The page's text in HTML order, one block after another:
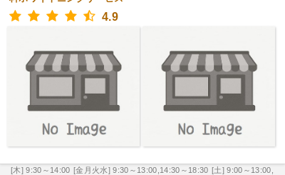
4.9
[木] 9:30～14:00 [金月火水] 9:30～13:00,14:30～18:30 [土] 9:00～13:00,